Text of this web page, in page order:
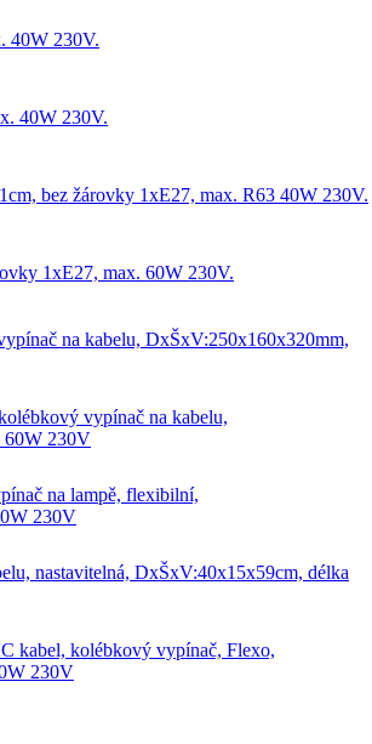
40W 230V.
40W 230V.
bez žárovky 1xE27, max. R63 40W 230V.
1xE27, max. 60W 230V.
na kabelu, DxŠxV:250x160x320mm,
vypínač na kabelu,
60W 230V
na lampě, flexibilní,
230V
nastavitelná, DxŠxV:40x15x59cm, délka
kabel, kolébkový vypínač, Flexo,
230V